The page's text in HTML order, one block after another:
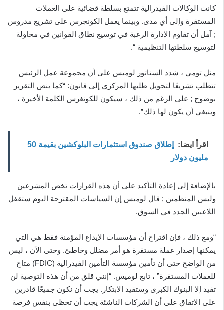
كانت الوكالات الفيدرالية تتمتع بسلطة قضائية على العملات
المستقرة وإلى أي مدى. وبينما يعمل الكونجرس على تشريع مدروس
; آمل أن تقاوم الإدارة الرغبة في توسيع نطاق القوانين في محاولة
لتوسيع سلطتها التنظيمية “.
مثل تومي ، شدد السناتور لوميس على أن مجموعة عمل الرئيس
تتطلب تشريعًا لتحويل طلبها المركزي إلى قانون: “كما ينص التقرير
بوضوح ; على الرغم من ذلك ، سيكون للكونغرس الكلمة الأخيرة ،
وينبغي أن يكون لها ذلك”.
اقرأ ايضا:
إطلاق صندوق استثمارات البلوكشين بقيمة 50
مليون دولار
بالإضافة إلى إعادة التأكيد على أن هذه القرارات تخص المشرعين
وليس المنظمين ; قال لوميس إن السياسات المقترحة اليوم ستقفل
اللاعبين الجدد في السوق.
“ومع ذلك ، فإن اقتراح أن مؤسسات الإيداع المؤمنة فقط هي التي
يمكنها إصدار عملة مستقرة هو أمر مضلل وخاطئ. وحتى الآن ، ليس
من الواضح حتى أن تأمين مؤسسة التأمين الفيدرالية (FDIC) متاح
للعملات المستقرة” ، تابع لوميس. “إنني قلق من أن هذه التوصية لن
تفيد إلا البنوك الكبرى وستقيد الابتكار. يجب أن نكون جميعًا قادرين
على الاتفاق على أن الشركات الناشئة يجب أن تحظى بنفس فرصة